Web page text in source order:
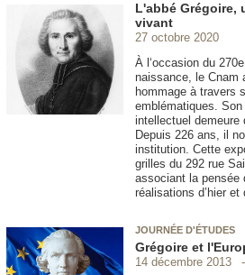
L'abbé Grégoire,
vivant
27 octobre 2020
À l‘occasion du
naissance, le Cnam
hommage à travers
emblématiques.
intellectuel demeure
Depuis 226 ans, il
institution. Cette
grilles du 292 rue
associant la pensée
réalisations d’hier et
JOURNÉE D'ÉTUDES
Grégoire et
14 décembre 2013